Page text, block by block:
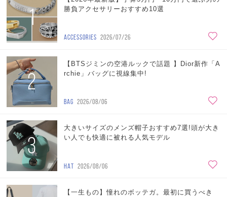
1
勝負アクセサリーおすすめ10選
ACCESSORIES 2026/07/26
2
【BTSジミンの空港ルックで話題 】Dior新作「A
rchie」バッグに視線集中!
BAG 2026/08/06
3
大きいサイズのメンズ帽子おすすめ7選!頭が大き
い人でも快適に被れる人気モデル
HAT 2026/08/06
【一生もの】憧れのボッテガ。最初に買うべき